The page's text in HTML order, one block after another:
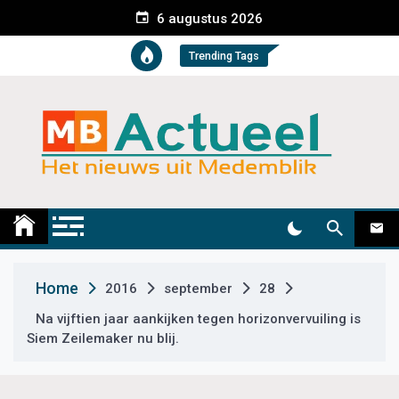
e
t
6 augustus 2026
Trending Tags
Medemblik Actueel
Home 2016 september
28
Na vijftien jaar aankijken tegen horizonvervuiling is
Siem Zeilemaker nu blij.